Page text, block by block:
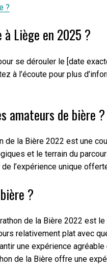
?
Liège en 2025 ?
se dérouler le [date
à l’écoute pour plus
amateurs de bière ?
de la Bière 2022 est une
et le terrain du
l’expérience unique
?
de la Bière 2022 est
relativement plat avec
une expérience
de la Bière offre une